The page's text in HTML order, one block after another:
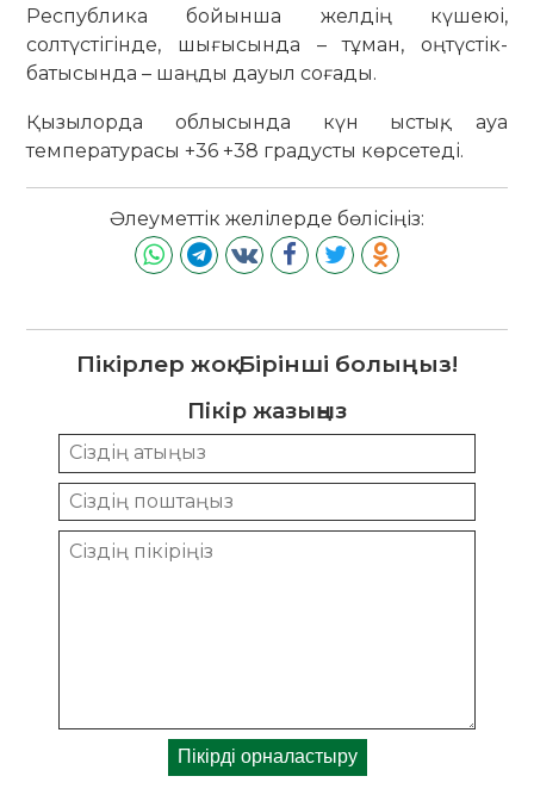
Республика бойынша желдің күшеюі,
солтүстігінде, шығысында – тұман, оңтүстік-
батысында – шаңды дауыл соғады.
Қызылорда облысында күн ыстық, ауа
температурасы +36 +38 градусты көрсетеді.
Әлеуметтік желілерде бөлісіңіз:
Пікірлер жоқ. Бірінші болыңыз!
Пікір жазыңыз